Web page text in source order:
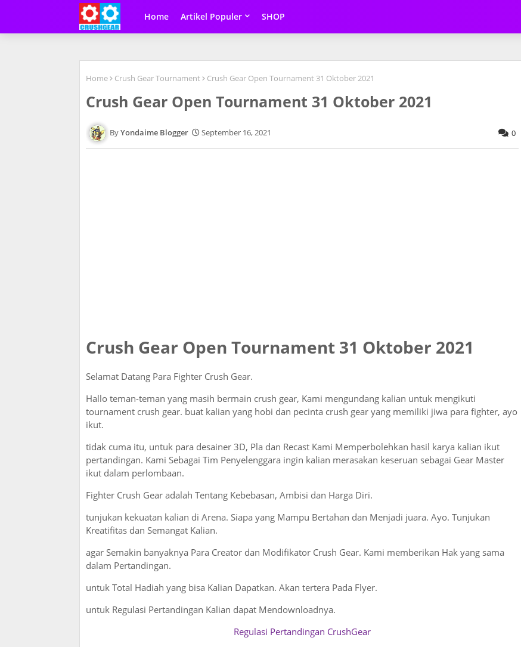
Home Artikel Populer SHOP
Home Crush Gear Tournament Crush Gear Open Tournament 31 Oktober 2021
Crush Gear Open Tournament 31 Oktober 2021
Yondaime Blogger September 16, 2021 0
Crush Gear Open Tournament 31 Oktober 2021
Selamat Datang Para Fighter Crush Gear.
Hallo teman-teman yang masih bermain crush gear, Kami mengundang kalian untuk mengikuti
tournament crush gear. buat kalian yang hobi dan pecinta crush gear yang memiliki jiwa para fighter, ayo
ikut.
tidak cuma itu, untuk para desainer 3D, Pla dan Recast Kami Memperbolehkan hasil karya kalian ikut
pertandingan. Kami Sebagai Tim Penyelenggara ingin kalian merasakan keseruan sebagai Gear Master
ikut dalam perlombaan.
Fighter Crush Gear adalah Tentang Kebebasan, Ambisi dan Harga Diri.
tunjukan kekuatan kalian di Arena. Siapa yang Mampu Bertahan dan Menjadi juara. Ayo. Tunjukan
Kreatifitas dan Semangat Kalian.
agar Semakin banyaknya Para Creator dan Modifikator Crush Gear. Kami memberikan Hak yang sama
dalam Pertandingan.
untuk Total Hadiah yang bisa Kalian Dapatkan. Akan tertera Pada Flyer.
untuk Regulasi Pertandingan Kalian dapat Mendownloadnya.
Regulasi Pertandingan CrushGear